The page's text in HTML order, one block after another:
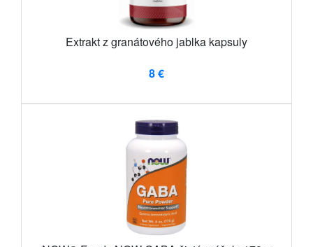
Extrakt z granátového jablka kapsuly
8 €